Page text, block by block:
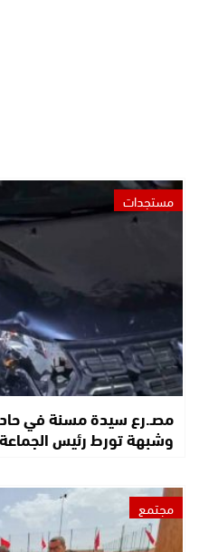
مستجدات
مصـ.رع سيدة مسنة في
وشبهة تورط رئيس
مجتمع